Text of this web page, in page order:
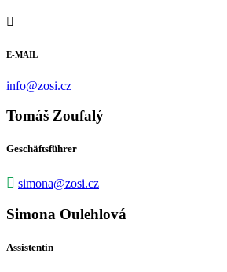

E-MAIL
info@zosi.cz
Tomáš Zoufalý
Geschäftsführer
 simona@zosi.cz
Simona Oulehlová
Assistentin